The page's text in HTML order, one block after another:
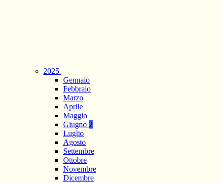
2025
Gennaio
Febbraio
Marzo
Aprile
Maggio
Giugno 2
Luglio
Agosto
Settembre
Ottobre
Novembre
Dicembre